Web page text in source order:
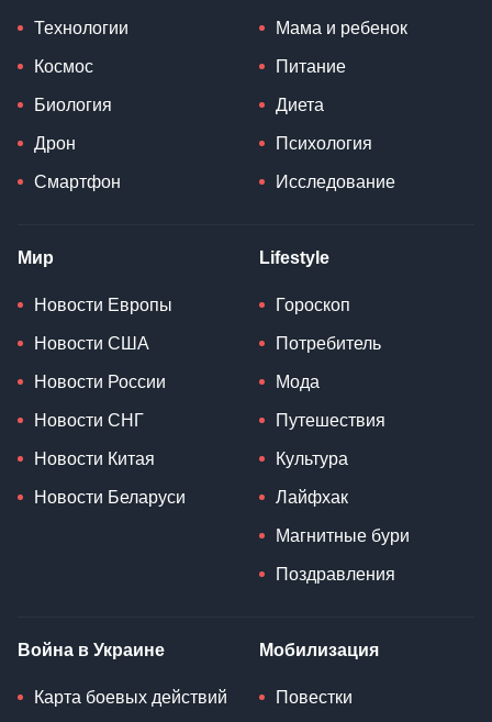
Технологии
Космос
Биология
Дрон
Смартфон
Мама и ребенок
Питание
Диета
Психология
Исследование
Мир
Новости Европы
Новости США
Новости России
Новости СНГ
Новости Китая
Новости Беларуси
Lifestyle
Гороскоп
Потребитель
Мода
Путешествия
Культура
Лайфхак
Магнитные бури
Поздравления
Война в Украине
Карта боевых действий
Мобилизация
Повестки